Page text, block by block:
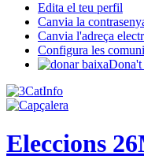
Edita el teu perfil
Canvia la
Canvia l'adreça
Configura les
Dona't
Eleccions